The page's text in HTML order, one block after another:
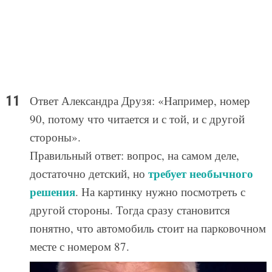
Ответ Александра Друзя: «Например, номер
90, потому что читается и с той, и с другой
стороны».
Правильный ответ: вопрос, на самом деле,
достаточно детский, но требует необычного
решения. На картинку нужно посмотреть с
другой стороны. Тогда сразу становится
понятно, что автомобиль стоит на парковочном
месте с номером 87.